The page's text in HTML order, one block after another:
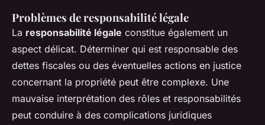
Problèmes de responsabilité légale
La responsabilité légale constitue également un
aspect délicat. Déterminer qui est responsable des
dettes fiscales ou des éventuelles actions en justice
concernant la propriété peut être complexe. Une
mauvaise interprétation des rôles et responsabilités
peut conduire à des complications juridiques